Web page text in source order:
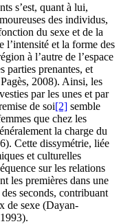
s’est, quant à lui,
des individus,
du sexe et de la
l’intensité et la forme des
à l’autre de l’espace
parties prenantes, et
2008). Ainsi, les
par les unes et par
de soi[2] semble
que chez les
la charge du
Cette dissymétrie, liée
et culturelles
sur les relations
les premières dans une
seconds, contribuant
de sexe (Dayan-